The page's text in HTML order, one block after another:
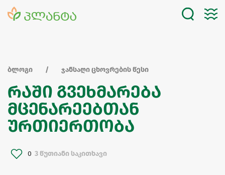
ბლოგი ჯანსაღი ცხოვრების წესი
რაში გვეხმარება
მცენარეებთან
ურთიერთობა
0 3 წუთიანი საკითხავი